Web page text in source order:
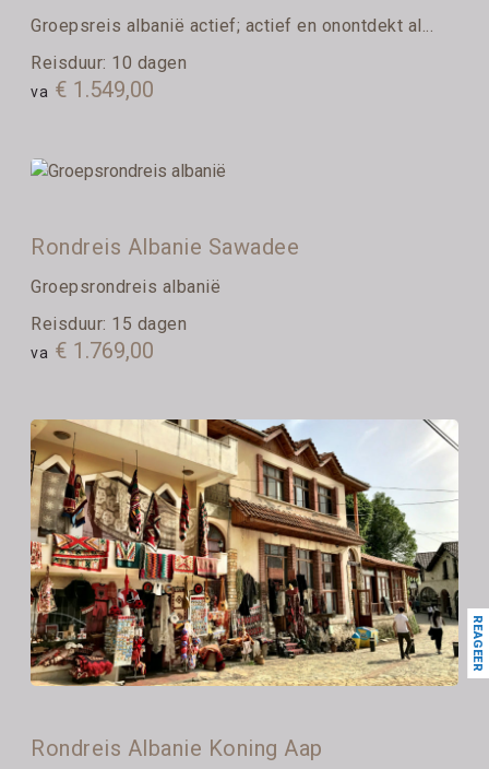
Groepsreis albanië actief; actief en onontdekt al...
Reisduur: 10 dagen
va € 1.549,00
Rondreis Albanie Sawadee
Groepsrondreis albanië
Reisduur: 15 dagen
va € 1.769,00
Rondreis Albanie Koning Aap
REAGEER